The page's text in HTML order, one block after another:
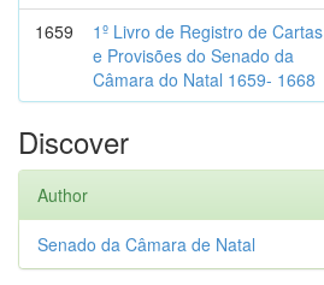
1659
1º Livro de Registro de Cartas
e Provisões do Senado da
Câmara do Natal 1659- 1668
Discover
Author
Senado da Câmara de Natal